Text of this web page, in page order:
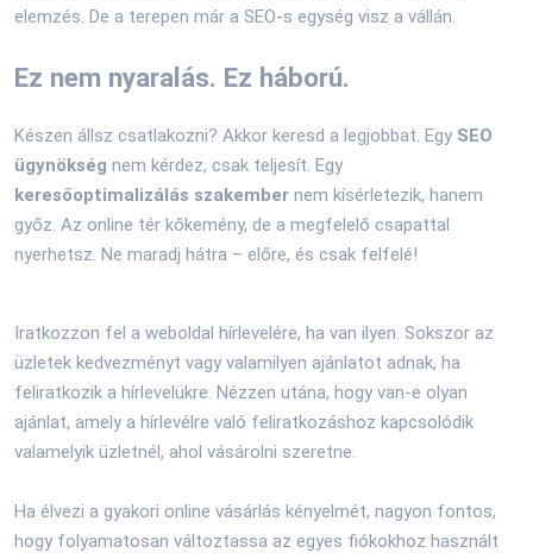
elemzés. De a terepen már a SEO-s egység visz a vállán.
Ez nem nyaralás. Ez háború.
Készen állsz csatlakozni? Akkor keresd a legjobbat. Egy SEO
ügynökség nem kérdez, csak teljesít. Egy
keresőoptimalizálás szakember nem kísérletezik, hanem
győz. Az online tér kőkemény, de a megfelelő csapattal
nyerhetsz. Ne maradj hátra – előre, és csak felfelé!
Iratkozzon fel a weboldal hírlevelére, ha van ilyen. Sokszor az
üzletek kedvezményt vagy valamilyen ajánlatot adnak, ha
feliratkozik a hírlevelükre. Nézzen utána, hogy van-e olyan
ajánlat, amely a hírlevélre való feliratkozáshoz kapcsolódik
valamelyik üzletnél, ahol vásárolni szeretne.
Ha élvezi a gyakori online vásárlás kényelmét, nagyon fontos,
hogy folyamatosan változtassa az egyes fiókokhoz használt